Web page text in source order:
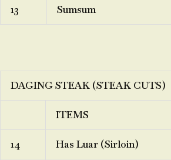
13 Sumsum
DAGING STEAK (STEAK CUTS)
ITEMS
14 Has Luar (Sirloin)